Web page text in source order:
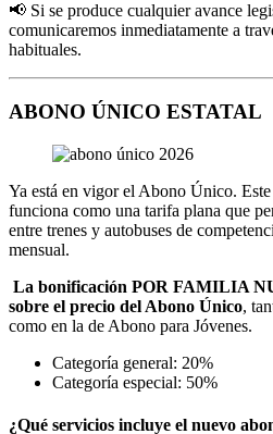
📢 Si se produce cualquier avance
comunicaremos inmediatamente a
habituales.
ABONO ÚNICO ESTATAL
Ya está en vigor el Abono Único.
funciona como una tarifa plana que
entre trenes y autobuses de
mensual.
La bonificación POR FAMILIA
sobre el precio del Abono Único,
como en la de Abono para Jóvenes.
Categoría general: 20%
Categoría especial: 50%
¿Qué servicios incluye el nuevo